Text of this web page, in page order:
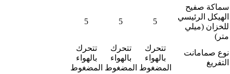
سماكة صفيح
الهيكل الرئيسي
للخزان (ميلي
متر)
5
5
5
نوع صمامانت
التفريغ
تتحرك
بالهواء
المضغوط
تتحرك
بالهواء
المضغوط
تتحرك
بالهواء
المضغوط